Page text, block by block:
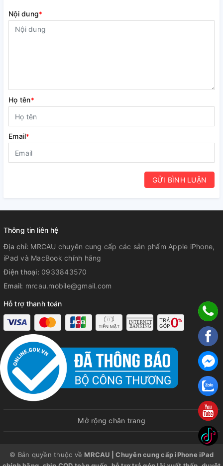
Nội dung*
Họ tên*
Email*
GỬI BÌNH LUẬN
Thông tin liên hệ
Địa chỉ: MRCAU chuyên cung cấp các sản phẩm Apple iPhone,
iPad và MacBook chính hãng
Điện thoại: 0933843570
Email: mrcau.mobile@gmail.com
Hỗ trợ thanh toán
Mở rộng chân trang
© Bản quyền thuộc về MRCAU | Chuyên cung cấp iPhone iPad